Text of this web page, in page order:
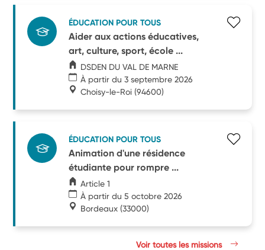
ÉDUCATION POUR TOUS
Aider aux actions éducatives,
art, culture, sport, école ...
DSDEN DU VAL DE MARNE
À partir du 3 septembre 2026
Choisy-le-Roi (94600)
ÉDUCATION POUR TOUS
Animation d'une résidence
étudiante pour rompre ...
Article 1
À partir du 5 octobre 2026
Bordeaux (33000)
Voir toutes les missions